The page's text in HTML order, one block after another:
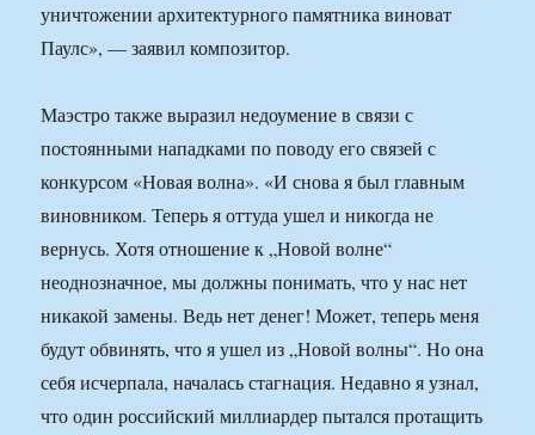
уничтожении архитектурного памятника виноват
Паулс», — заявил композитор.
Маэстро также выразил недоумение в связи с
постоянными нападками по поводу его связей с
конкурсом «Новая волна». «И снова я был главным
виновником. Теперь я оттуда ушел и никогда не
вернусь. Хотя отношение к „Новой волне“
неоднозначное, мы должны понимать, что у нас нет
никакой замены. Ведь нет денег! Может, теперь меня
будут обвинять, что я ушел из „Новой волны“. Но она
себя исчерпала, началась стагнация. Недавно я узнал,
что один российский миллиардер пытался протащить